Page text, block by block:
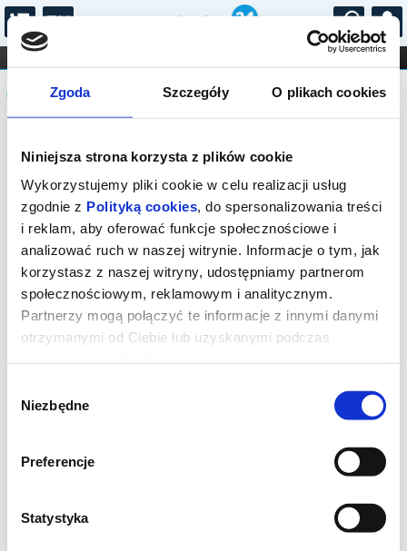
Zgoda Szczegóły O plikach cookies
Niniejsza strona korzysta z plików cookie
Wykorzystujemy pliki cookie w celu realizacji usług
zgodnie z Polityką cookies, do spersonalizowania treści
i reklam, aby oferować funkcje społecznościowe i
analizować ruch w naszej witrynie. Informacje o tym, jak
korzystasz z naszej witryny, udostępniamy partnerom
społecznościowym, reklamowym i analitycznym.
Partnerzy mogą połączyć te informacje z innymi danymi
otrzymanymi od Ciebie lub uzyskanymi podczas
zgody
Niezbędne
Preferencje
Statystyka
...
FILHARMONIA OPERA I BALET
STAND-UP
DLA DZIECI
Komunikat
Sprzedaż biletów on-line na wydarzenie
została zakończona.